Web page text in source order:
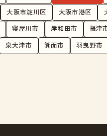
大阪市淀川区 大阪市港区
寝屋川市 岸和田市 摂津
泉大津市 箕面市 羽曳野市